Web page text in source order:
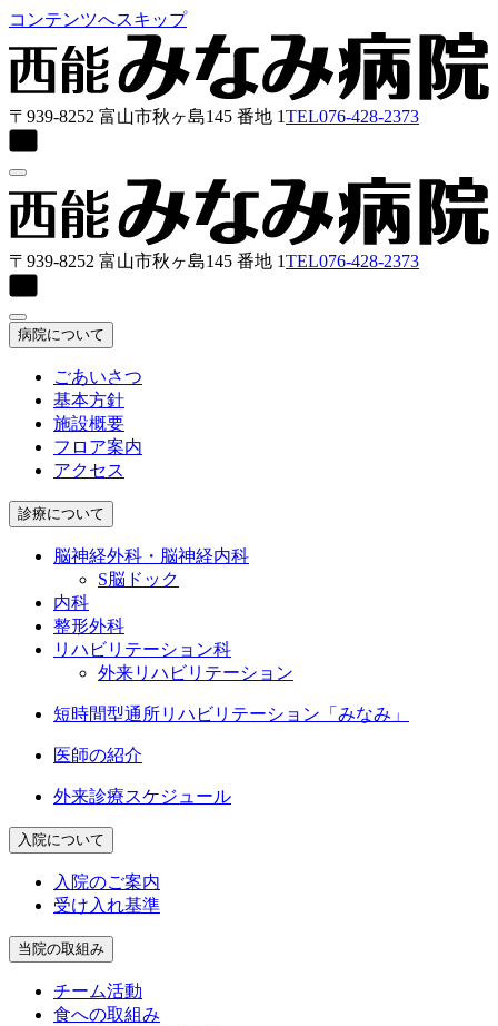
コンテンツへスキップ
〒939-8252 富山市秋ヶ島145 番地 1TEL076-428-2373
〒939-8252 富山市秋ヶ島145 番地 1TEL076-428-2373
病院について
ごあいさつ
基本方針
施設概要
フロア案内
アクセス
診療について
脳神経外科・脳神経内科
S脳ドック
内科
整形外科
リハビリテーション科
外来リハビリテーション
短時間型通所リハビリテーション「みなみ」
医師の紹介
外来診療スケジュール
入院について
入院のご案内
受け入れ基準
当院の取組み
チーム活動
食への取組み